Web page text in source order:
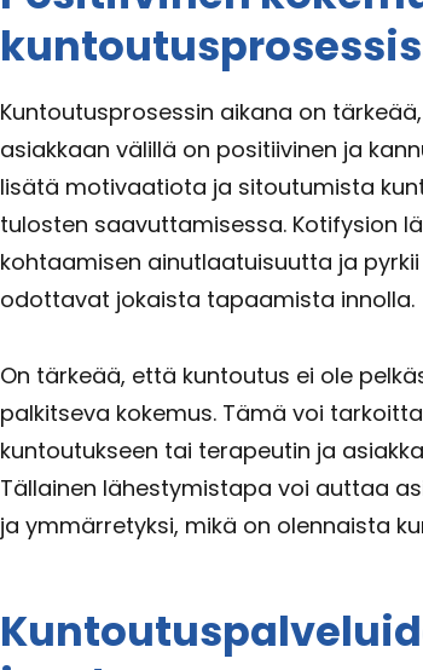
Kuntoutusprosessin aikana on
asiakkaan välillä on positiivinen ja
lisätä motivaatiota ja sitoutumista
tulosten saavuttamisessa. Kotifysion
kohtaamisen ainutlaatuisuutta ja
odottavat jokaista tapaamista innolla.
On tärkeää, että kuntoutus ei ole
palkitseva kokemus. Tämä voi
kuntoutukseen tai terapeutin ja
Tällainen lähestymistapa voi auttaa
ja ymmärretyksi, mikä on olennaista